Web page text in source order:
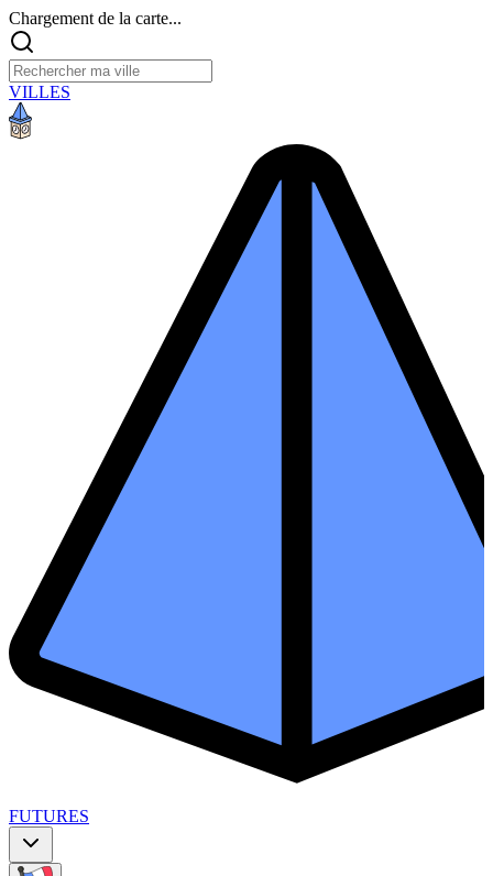
Chargement de la carte...
VILLES
FUTURES